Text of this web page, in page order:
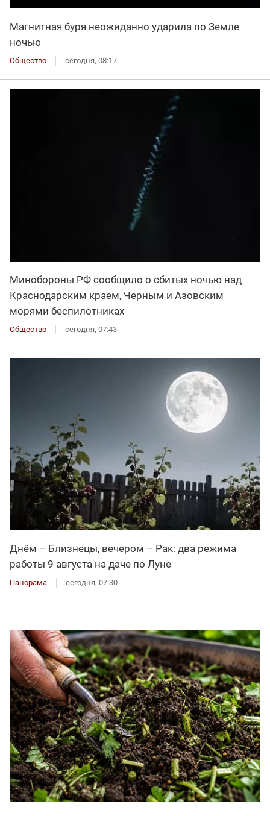
Магнитная буря неожиданно ударила по Земле
ночью
Общество сегодня, 08:17
Минобороны РФ сообщило о сбитых ночью над
Краснодарским краем, Черным и Азовским
морями беспилотниках
Общество сегодня, 07:43
Днём – Близнецы, вечером – Рак: два режима
работы 9 августа на даче по Луне
Панорама сегодня, 07:30